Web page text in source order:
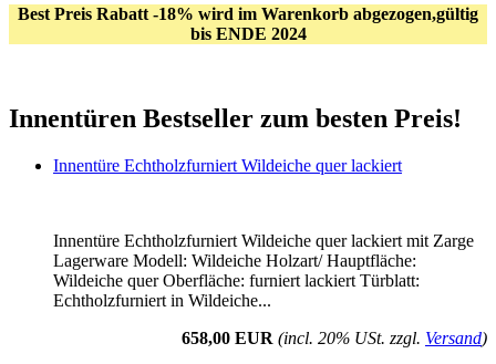
Best Preis Rabatt -18% wird im Warenkorb abgezogen,gültig
bis ENDE 2024
Innentüren Bestseller zum besten Preis!
Innentüre Echtholzfurniert Wildeiche quer lackiert
Innentüre Echtholzfurniert Wildeiche quer lackiert mit Zarge
Lagerware Modell: Wildeiche Holzart/ Hauptfläche:
Wildeiche quer Oberfläche: furniert lackiert Türblatt:
Echtholzfurniert in Wildeiche...
658,00 EUR (incl. 20% USt. zzgl. Versand)